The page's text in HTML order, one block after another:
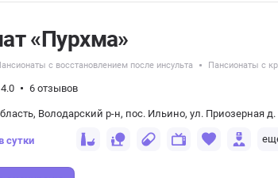
«Пурхма»
с восстановлением после инсульта Пансионаты с
4.0 6 отзывов
Володарский р-н, пос. Ильино, ул. Приозерная д.
сутки